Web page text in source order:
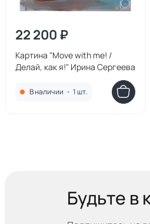
22 200 ₽
Картина "Move with me! /
Делай, как я!" Ирина Сергеева
В наличии • 1 шт.
Будьте в